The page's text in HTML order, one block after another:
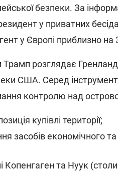
безпеки. За
у приватних
у Європі приблизно на
розглядає
США. Серед
контролю над
купівлі території;
засобів економічного
Копенгаген та Нуук